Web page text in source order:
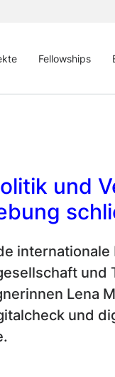
Fellowships
und
internationale
und
Lena
und